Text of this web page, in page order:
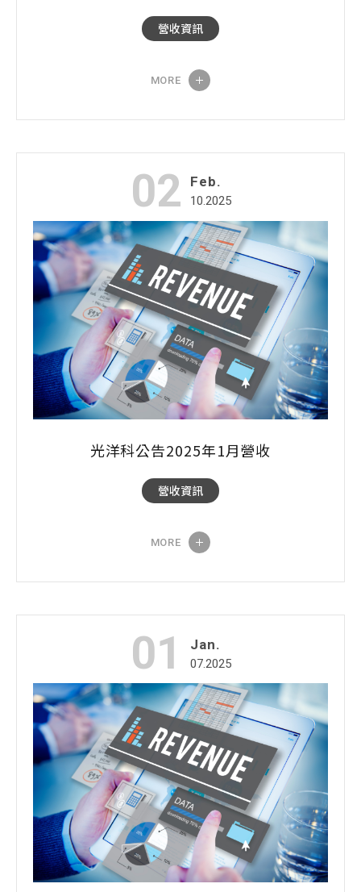
營收資訊
MORE
02 Feb.
10.2025
光洋科公告2025年1月營收
營收資訊
MORE
01 Jan.
07.2025